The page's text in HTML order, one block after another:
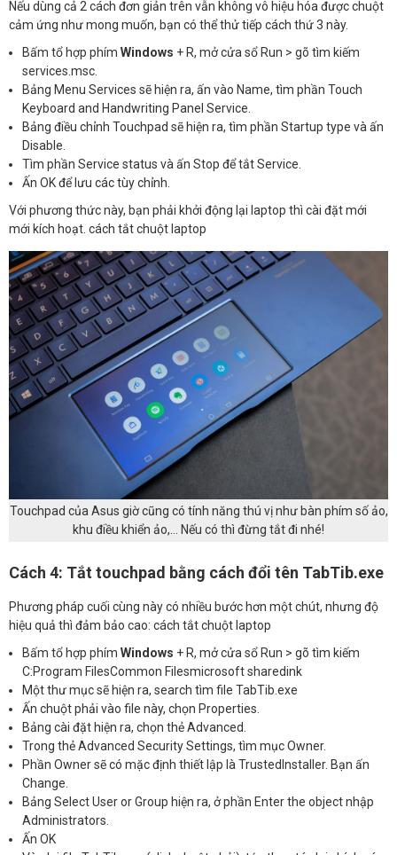
Nếu dùng cả 2 cách đơn giản trên vẫn không vô hiệu hóa được chuột
cảm ứng như mong muốn, bạn có thể thử tiếp cách thứ 3 này.
Bấm tổ hợp phím Windows + R, mở cửa sổ Run > gõ tìm kiếm
services.msc.
Bảng Menu Services sẽ hiện ra, ấn vào Name, tìm phần Touch
Keyboard and Handwriting Panel Service.
Bảng điều chỉnh Touchpad sẽ hiện ra, tìm phần Startup type và ấn
Disable.
Tìm phần Service status và ấn Stop để tắt Service.
Ấn OK để lưu các tùy chỉnh.
Với phương thức này, bạn phải khởi động lại laptop thì cài đặt mới
mới kích hoạt. cách tắt chuột laptop
Touchpad của Asus giờ cũng có tính năng thú vị như bàn phím số ảo,
khu điều khiển ảo,… Nếu có thì đừng tắt đi nhé!
Cách 4: Tắt touchpad bằng cách đổi tên TabTib.exe
Phương pháp cuối cùng này có nhiều bước hơn một chút, nhưng độ
hiệu quả thì đảm bảo cao: cách tắt chuột laptop
Bấm tổ hợp phím Windows + R, mở cửa sổ Run > gõ tìm kiếm
C:Program FilesCommon Filesmicrosoft sharedink
Một thư mục sẽ hiện ra, search tìm file TabTib.exe
Ấn chuột phải vào file này, chọn Properties.
Bảng cài đặt hiện ra, chọn thẻ Advanced.
Trong thẻ Advanced Security Settings, tìm mục Owner.
Phần Owner sẽ có mặc định thiết lập là TrustedInstaller. Bạn ấn
Change.
Bảng Select User or Group hiện ra, ở phần Enter the object nhập
Administrators.
Ấn OK